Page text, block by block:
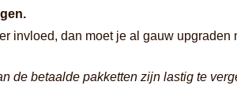
invloed, dan moet je al gauw upgraden
de betaalde pakketten zijn lastig te